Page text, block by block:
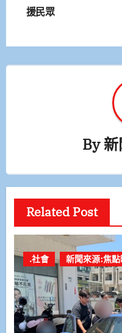
導
覽
援民眾
By
Related Post
.社會 新聞來源:焦